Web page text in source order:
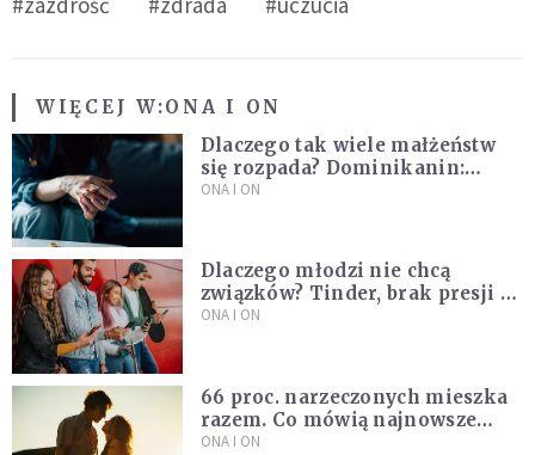
WIĘCEJ W:ONA I ON
Dlaczego tak wiele małżeństw
się rozpada? Dominikanin:
Dążymy do dziecięcego
ONA I ON
Dlaczego młodzi nie chcą
związków? Tinder, brak presji i
nowe podejście do miłości
ONA I ON
66 proc. narzeczonych mieszka
razem. Co mówią najnowsze
badania ISKK?
ONA I ON